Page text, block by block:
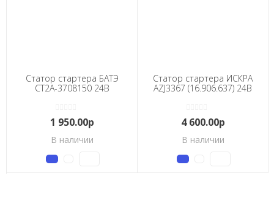
Статор стартера БАТЭ
СТ2А-3708150 24В
1 950.00р
В наличии
Статор стартера ИСКРА
AZJ3367 (16.906.637) 24В
4 600.00р
В наличии